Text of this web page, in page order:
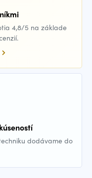
4,8/5 na základe
dodávame do